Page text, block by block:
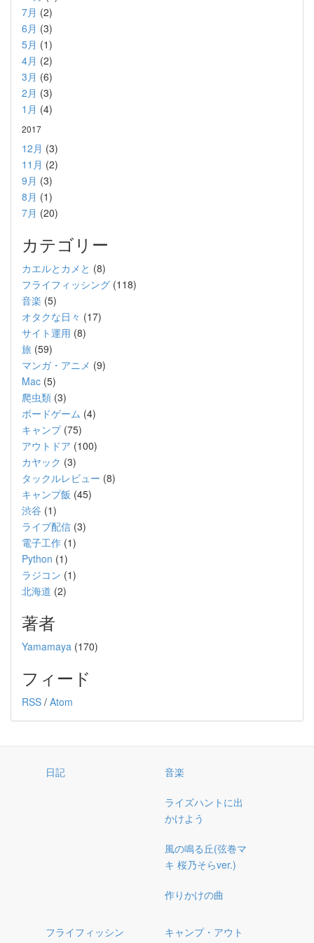
7月 (2)
6月 (3)
5月 (1)
4月 (2)
3月 (6)
2月 (3)
1月 (4)
2017
12月 (3)
11月 (2)
9月 (3)
8月 (1)
7月 (20)
カテゴリー
カエルとカメと (8)
フライフィッシング (118)
音楽 (5)
オタクな日々 (17)
サイト運用 (8)
旅 (59)
マンガ・アニメ (9)
Mac (5)
爬虫類 (3)
ボードゲーム (4)
キャンプ(75)
アウトドア (100)
カヤック (3)
タックルレビュー (8)
キャンプ飯 (45)
渋谷 (1)
ライブ配信 (3)
電子工作 (1)
Python (1)
ラジコン (1)
北海道 (2)
著者
Yamamaya (170)
フィード
RSS / Atom
日記 音楽
ライズハントに出
かけよう
風の鳴る丘(弦巻マ
キ 桜乃そらver.)
作りかけの曲
フライフィッシン
キャンプ・アウト